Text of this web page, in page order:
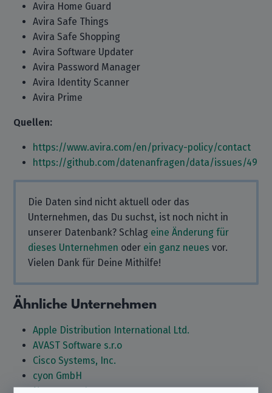
Avira Home Guard
Avira Safe Things
Avira Safe Shopping
Avira Software Updater
Avira Password Manager
Avira Identity Scanner
Avira Prime
Quellen:
https://www.avira.com/en/privacy-policy/contact
https://github.com/datenanfragen/data/issues/49
Die Daten sind nicht aktuell oder das
Unternehmen, das Du suchst, ist noch nicht in
unserer Datenbank? Schlag eine Änderung für
dieses Unternehmen oder ein ganz neues vor.
Vielen Dank für Deine Mithilfe!
Ähnliche Unternehmen
Apple Distribution International Ltd.
AVAST Software s.r.o
Cisco Systems, Inc.
cyon GmbH